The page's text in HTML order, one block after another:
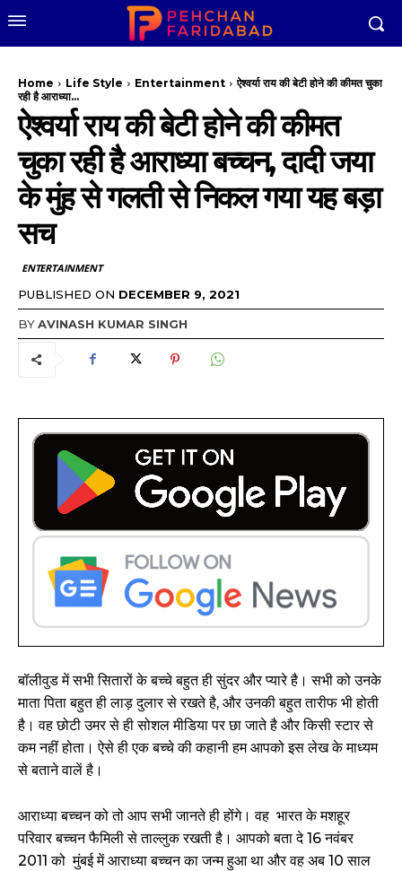
Home Life Style Entertainment
ऐश्वर्या राय की बेटी होने की कीमत चुका
रही है आराध्या...
ऐश्वर्या राय की बेटी होने की कीमत
चुका रही है आराध्या बच्चन, दादी जया
के मुंह से गलती से निकल गया यह बड़ा
सच
ENTERTAINMENT
PUBLISHED ON DECEMBER 9, 2021
BYAVINASH KUMAR SINGH
बॉलीवुड में सभी सितारों के बच्चे बहुत ही सुंदर और प्यारे है। सभी को उनके
माता पिता बहुत ही लाड़ दुलार से रखते है, और उनकी बहुत तारीफ भी होती
है। वह छोटी उमर से ही सोशल मीडिया पर छा जाते है और किसी स्टार से
कम नहीं होता। ऐसे ही एक बच्चे की कहानी हम आपको इस लेख के माध्यम
से बताने वालें है।
आराध्या बच्चन को तो आप सभी जानते ही होंगे। वह भारत के मशहूर
परिवार बच्चन फैमिली से ताल्लुक रखती है। आपको बता दे 16 नवंबर
2011 को मुंबई में आराध्या बच्चन का जन्म हुआ था और वह अब 10 साल